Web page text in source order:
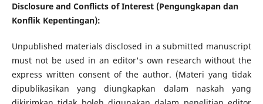
Disclosure and Conflicts of Interest (Pengungkapan dan
Konflik Kepentingan):
Unpublished materials disclosed in a submitted manuscript
must not be used in an editor's own research without the
express written consent of the author. (Materi yang tidak
dipublikasikan yang diungkapkan dalam naskah yang